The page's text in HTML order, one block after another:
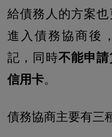
給債務人的方案
進入債務協商後
記，同時不能申
信用卡。
債務協商主要有三